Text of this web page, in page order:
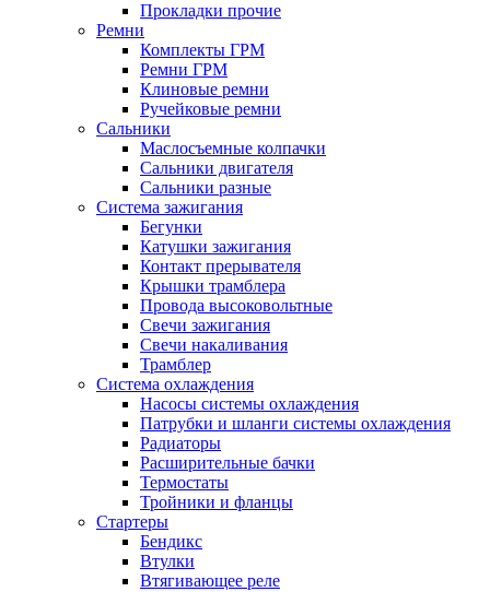
Прокладки прочие
Ремни
Комплекты ГРМ
Ремни ГРМ
Клиновые ремни
Ручейковые ремни
Сальники
Маслосъемные колпачки
Сальники двигателя
Сальники разные
Система зажигания
Бегунки
Катушки зажигания
Контакт прерывателя
Крышки трамблера
Провода высоковольтные
Свечи зажигания
Свечи накаливания
Трамблер
Система охлаждения
Насосы системы охлаждения
Патрубки и шланги системы охлаждения
Радиаторы
Расширительные бачки
Термостаты
Тройники и фланцы
Стартеры
Бендикс
Втулки
Втягивающее реле